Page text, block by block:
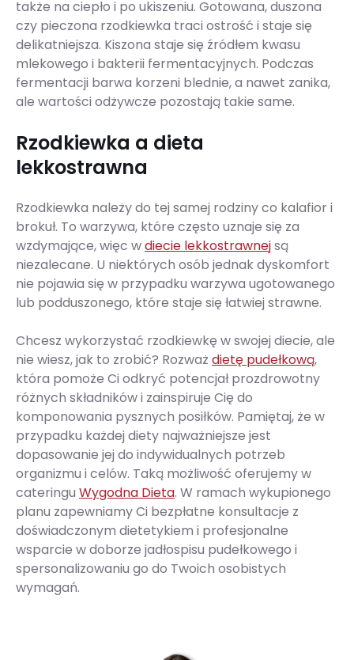
także na ciepło i po ukiszeniu. Gotowana, duszona
czy pieczona rzodkiewka traci ostrość i staje się
delikatniejsza. Kiszona staje się źródłem kwasu
mlekowego i bakterii fermentacyjnych. Podczas
fermentacji barwa korzeni blednie, a nawet zanika,
ale wartości odżywcze pozostają takie same.
Rzodkiewka a dieta
lekkostrawna
Rzodkiewka należy do tej samej rodziny co kalafior i
brokuł. To warzywa, które często uznaje się za
wzdymające, więc wdiecie lekkostrawnejsą
niezalecane. U niektórych osób jednak dyskomfort
nie pojawia się w przypadku warzywa ugotowanego
lub podduszonego, które staje się łatwiej strawne.
Chcesz wykorzystać rzodkiewkę w swojej diecie, ale
nie wiesz, jak to zrobić? Rozważ dietę pudełkową,
która pomoże Ci odkryć potencjał prozdrowotny
różnych składników i zainspiruje Cię do
komponowania pysznych posiłków. Pamiętaj, że w
przypadku każdej diety najważniejsze jest
dopasowanie jej do indywidualnych potrzeb
organizmu i celów. Taką możliwość oferujemy w
cateringu Wygodna Dieta. W ramach wykupionego
planu zapewniamy Ci bezpłatne konsultacje z
doświadczonym dietetykiem i profesjonalne
wsparcie w doborze jadłospisu pudełkowego i
spersonalizowaniu go do Twoich osobistych
wymagań.